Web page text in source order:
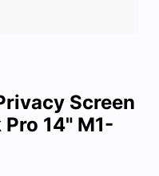
Screen
14" M1-